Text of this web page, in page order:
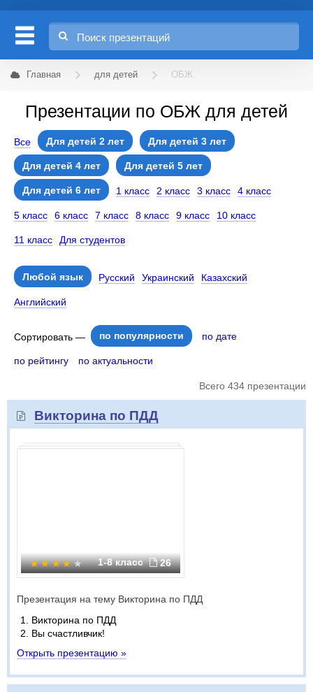
Главная для детей ОБЖ
Презентации по ОБЖ для детей
Все Для детей 2 лет Для детей 3 лет
Для детей 4 лет Для детей 5 лет
Для детей 6 лет 1 класс 2 класс 3 класс 4 класс
5 класс 6 класс 7 класс 8 класс 9 класс 10 класс
11 класс Для студентов
Любой язык Русский Украинский Казахский
Английский
Сортировать — по популярности по дате
по рейтингу по актуальности
Всего 434 презентации
Викторина по ПДД
1-8 класс 26
Презентация на тему Викторина по ПДД
Викторина по ПДД
Вы счастливчик!
Открыть презентацию »